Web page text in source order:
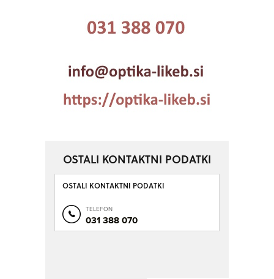
OSTALI KONTAKTNI PODATKI
OSTALI KONTAKTNI PODATKI
TELEFON
031 388 070